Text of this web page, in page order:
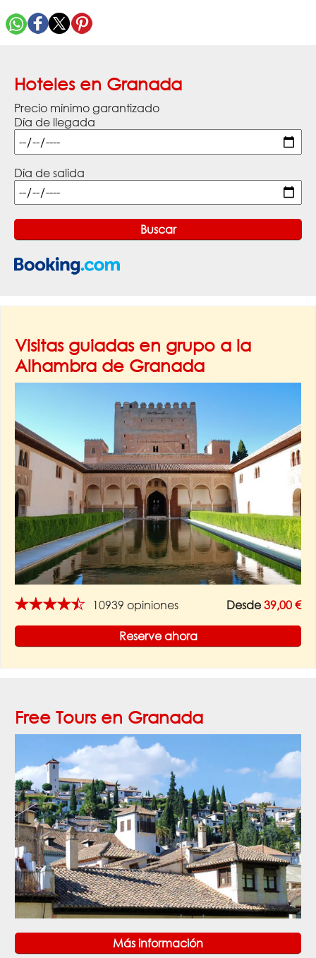
Hoteles en Granada
Precio mínimo garantizado
Día de llegada
Día de salida
Visitas guiadas en grupo a la
Alhambra de Granada
★★★★★ 10939 opiniones Desde39,00 €
Reserve ahora
Free Tours en Granada
Más información